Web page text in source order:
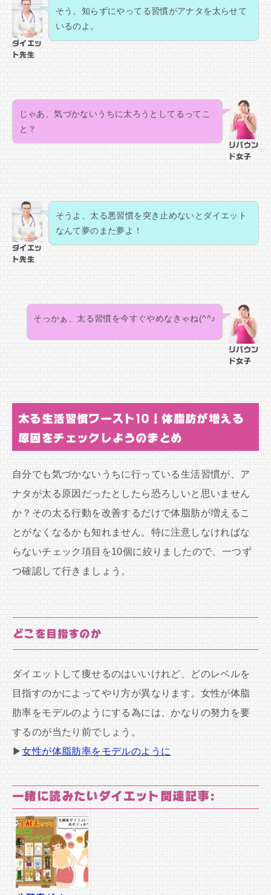
ダイエッ
ト先生
そう、知らずにやってる習慣がアナタを太らせて
いるのよ。
リバウン
ド女子
じゃあ、気づかないうちに太ろうとしてるってこ
と？
ダイエッ
ト先生
そうよ、太る悪習慣を突き止めないとダイエット
なんて夢のまた夢よ！
リバウン
ド女子
そっかぁ、太る習慣を今すぐやめなきゃね(^^♪
太る生活習慣ワースト10！体脂肪が増える
原因をチェックしようのまとめ
自分でも気づかないうちに行っている生活習慣が、ア
ナタが太る原因だったとしたら恐ろしいと思いません
か？その太る行動を改善するだけで体脂肪が増えるこ
とがなくなるかも知れません。特に注意しなければな
らないチェック項目を10個に絞りましたので、一つず
つ確認して行きましょう。
どこを目指すのか
ダイエットして痩せるのはいいけれど、どのレベルを
目指すのかによってやり方が異なります。女性が体脂
肪率をモデルのようにする為には、かなりの努力を要
するのが当たり前でしょう。
▶女性が体脂肪率をモデルのように
一緒に読みたいダイエット関連記事: